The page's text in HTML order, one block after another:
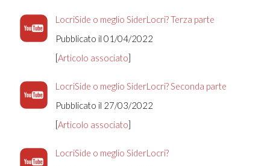
LocriSide o meglio SiderLocri? Terza parte
Pubblicato il 01/04/2022
[Articolo associato]
LocriSide o meglio SiderLocri? Seconda parte
Pubblicato il 27/03/2022
[Articolo associato]
LocriSide o meglio SiderLocri?